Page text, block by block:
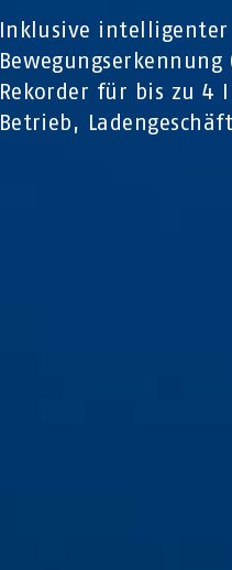
Inklusive
Bewegungserkennung
Rekorder für bis zu 4
Betrieb,